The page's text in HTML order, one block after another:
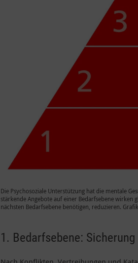
Die Psychosoziale Unterstützung hat die mentale
stärkende Angebote auf einer Bedarfsebene wirken
nächsten Bedarfsebene benötigen, reduzieren.
1. Bedarfsebene: